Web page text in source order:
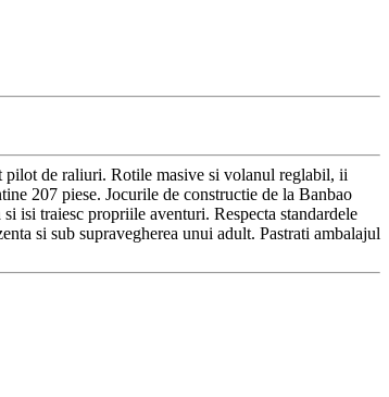
pilot de raliuri. Rotile masive si volanul reglabil, ii
207 piese. Jocurile de constructie de la Banbao
isi traiesc propriile aventuri. Respecta standardele
si sub supravegherea unui adult. Pastrati ambalajul